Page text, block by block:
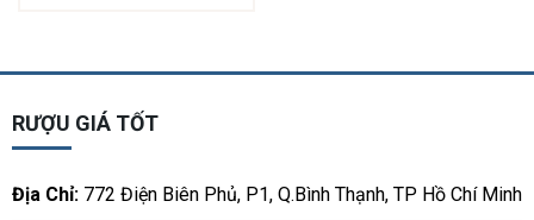
RƯỢU GIÁ TỐT
Địa Chỉ:772 Điện Biên Phủ, P1, Q.Bình Thạnh, TP Hồ Chí Minh